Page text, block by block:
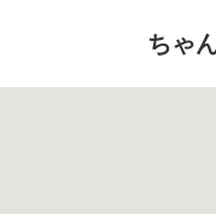
ちゃ